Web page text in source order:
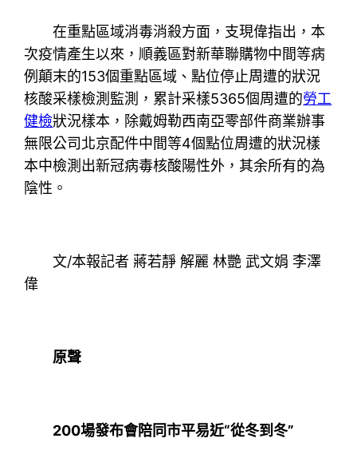
在重點區域消毒消殺方面，支現偉指出，本
次疫情產生以來，順義區對新華聯購物中間等病
例顛末的153個重點區域、點位停止周遭的狀況
核酸采樣檢測監測，累計采樣5365個周遭的勞工
健檢狀況樣本，除戴姆勒西南亞零部件商業辦事
無限公司北京配件中間等4個點位周遭的狀況樣
本中檢測出新冠病毒核酸陽性外，其余所有的為
陰性。
文/本報記者 蔣若靜 解麗 林艷 武文娟 李澤
偉
原聲
200場發布會陪同市平易近“從冬到冬”